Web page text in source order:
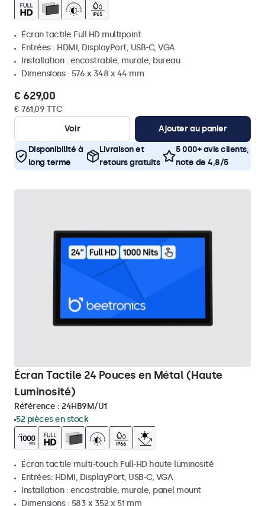
Écran tactile Full HD multipoint
Entrées : HDMI, DisplayPort, USB-C, VGA
Installation : encastrable, murale, bureau
Dimensions : 576 x 348 x 44 mm
€ 629,00
€ 761,09 TTC
Voir
Ajouter au panier
Disponibilité à
long terme
Livraison et
retours gratuits
5 000+ avis clients,
note de 4,8/5
Écran Tactile 24 Pouces en Métal (Haute
Luminosité)
Référence : 24HB9M/U1
52 pièces en stock
Écran tactile multi-touch Full-HD haute luminosité
Entrées: HDMI, DisplayPort, USB-C, VGA
Installation : encastrable, murale, panel mount
Dimensions : 583 x 352 x 51 mm